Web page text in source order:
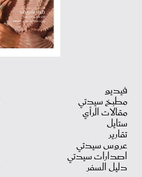
فيديو
مطبخ سيدتي
مقالات الرأي
ستايل
تقارير
عروس سيدتي
اصدارات سيدتي
دليل السفر